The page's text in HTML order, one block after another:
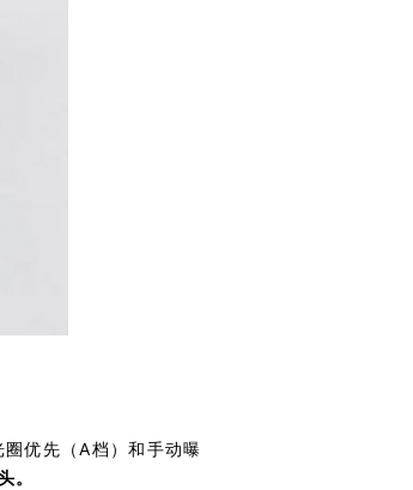
优先（A档）和手动曝
。